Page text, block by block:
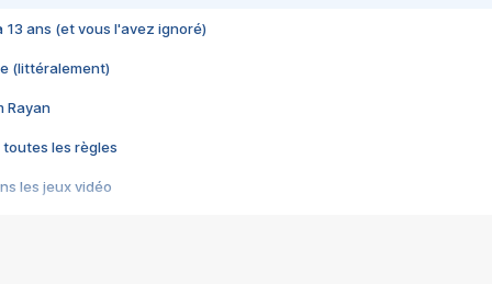
13 ans (et vous l'avez ignoré)
(littéralement)
Rayan
toutes les règles
les jeux vidéo